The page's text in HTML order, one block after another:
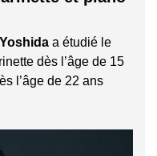
a étudié le
dès l’âge de 15
l’âge de 22 ans